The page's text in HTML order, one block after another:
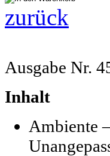
zurück
Ausgabe Nr.
Inhalt
Ambiente